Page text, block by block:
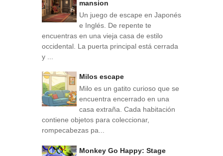
mansion
Un juego de escape en Japonés
e Inglés. De repente te
encuentras en una vieja casa de estilo
occidental. La puerta principal está cerrada
y ...
Milos escape
Milo es un gatito curioso que se
encuentra encerrado en una
casa extraña. Cada habitación
contiene objetos para coleccionar,
rompecabezas pa...
Monkey Go Happy: Stage